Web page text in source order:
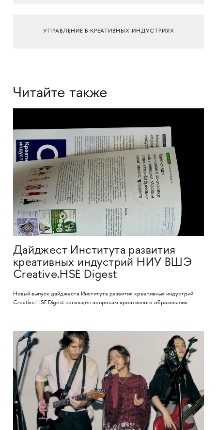
УПРАВЛЕНИЕ В КРЕАТИВНЫХ ИНДУСТРИЯХ
Читайте также
Дайджест Института развития
креативных индустрий НИУ ВШЭ
Creative.HSE Digest
Новый выпуск дайджеста Института развития креативных индустрий
Creative.HSE Digest посвящён вопросам креативного образования.